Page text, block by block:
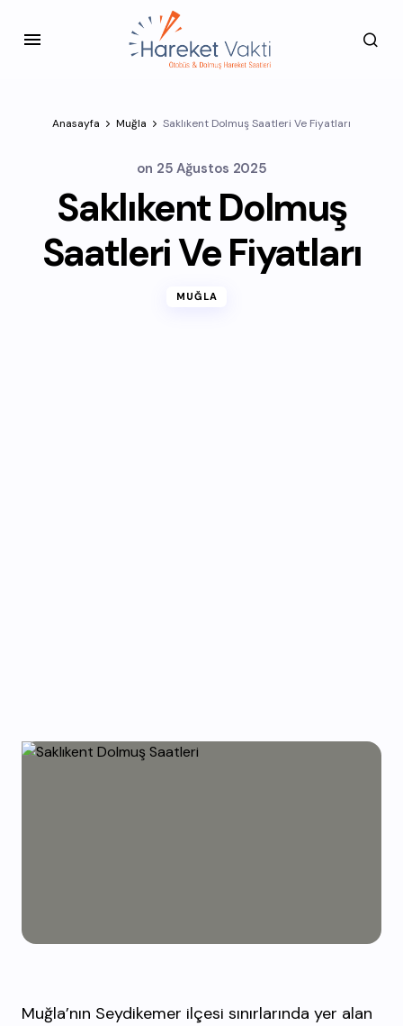
Anasayfa Muğla Saklıkent Dolmuş Saatleri Ve Fiyatları
on 25 Ağustos 2025
Saklıkent Dolmuş
Saatleri Ve Fiyatları
MUĞLA
Muğla’nın Seydikemer ilçesi sınırlarında yer alan